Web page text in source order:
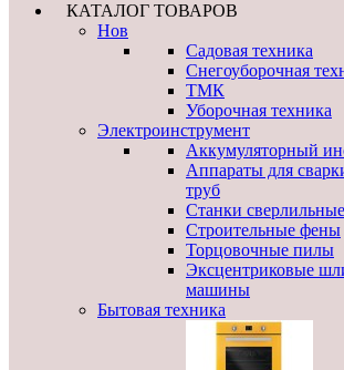
КАТАЛОГ ТОВАРОВ
Нов
Садовая техника
Снегоуборочная
ТМК
Уборочная техника
Электроинструмент
Аккумуляторный
Аппараты для
труб
Станки сверлильные
Строительные фены
Торцовочные пилы
Эксцентриковые
машины
Бытовая техника